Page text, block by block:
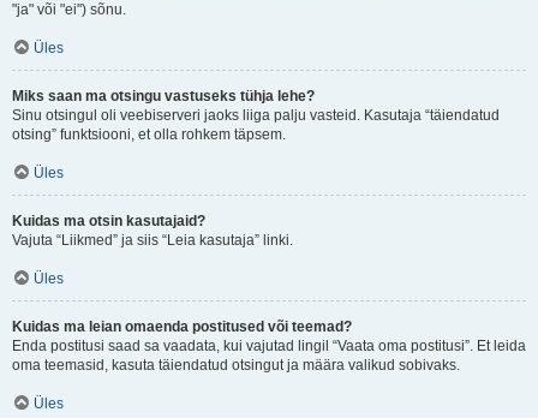
"ja" või "ei") sõnu.
Üles
Miks saan ma otsingu vastuseks tühja lehe?
Sinu otsingul oli veebiserveri jaoks liiga palju vasteid. Kasutaja “täiendatud
otsing” funktsiooni, et olla rohkem täpsem.
Üles
Kuidas ma otsin kasutajaid?
Vajuta “Liikmed” ja siis “Leia kasutaja” linki.
Üles
Kuidas ma leian omaenda postitused või teemad?
Enda postitusi saad sa vaadata, kui vajutad lingil “Vaata oma postitusi”. Et leida
oma teemasid, kasuta täiendatud otsingut ja määra valikud sobivaks.
Üles